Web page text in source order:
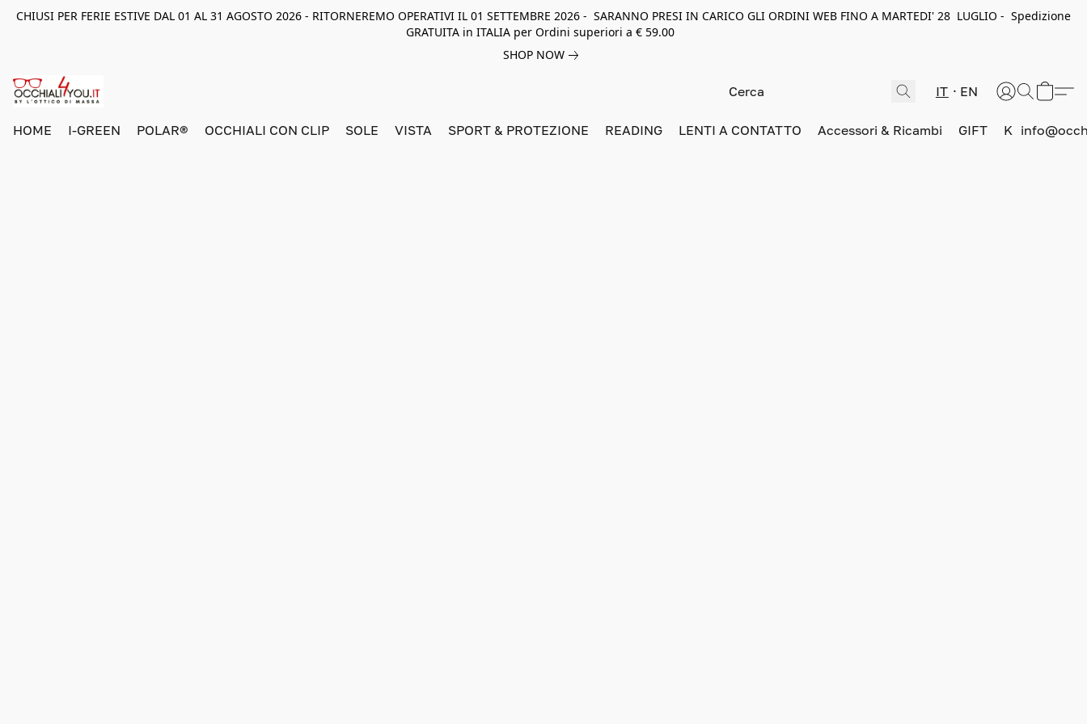
CHIUSI PER FERIE ESTIVE DAL 01 AL 31 AGOSTO 2026 - RITORNEREMO OPERATIVI IL 01 SETTEMBRE 2026 - SARANNO PRESI IN CARICO GLI ORDINI WEB FINO A MARTEDI' 28 LUGLIO - Spedizione
GRATUITA in ITALIA per Ordini superiori a € 59.00
SHOP NOW
IT EN
HOME I-GREEN POLAR® OCCHIALI CON CLIP SOLE VISTA SPORT & PROTEZIONE READING LENTI A CONTATTO Accessori & Ricambi GIFT K